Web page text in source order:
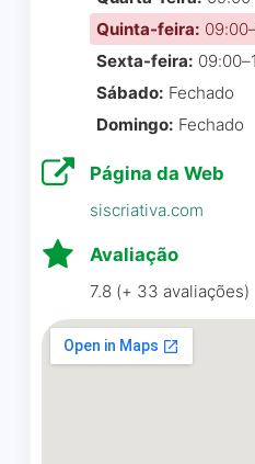
alunos
mais.
Gostaria
fiquei
satisfeito
didática
Carlos
Quinta-feira:
Sexta-feira:
Sábado: Fechado
Domingo: Fechado
Página da Web
siscriativa.com
Avaliação
7.8 (+ 33 avaliações)